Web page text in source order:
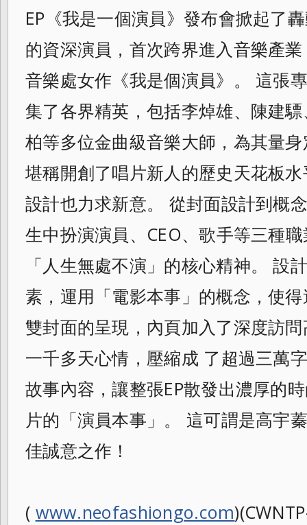
EP《我是一個演員》發布會掀起了
的資深演員，首次跨界進入音樂產
音樂處女作《我是個演員》。 這張
集了各界精英，包括李焯雄、陳建
柏等多位金曲級音樂大師， 為其量
堪稱開創了唱片新人的歷史天花板
設計也力求新意。 從封面設計到概
生中扮演演員、CEO、歌手等三種
「人生無處不演」的核心精神。 設
素，運用「電影本事」的概念，使得
雙封面的呈現， 內頁加入了深度訪
一千多天心情，壓縮成 了超過三萬
故事內容，讓整張EP散發出濃厚的
片的「演員本事」。 這可謂是高宇
佳誠意之作！
( www.neofashiongo.com